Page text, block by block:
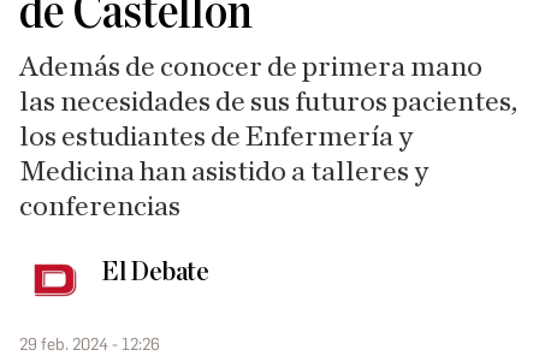
de Castellón
Además de conocer de primera mano
las necesidades de sus futuros pacientes,
los estudiantes de Enfermería y
Medicina han asistido a talleres y
conferencias
El Debate
29 feb. 2024 - 12:26